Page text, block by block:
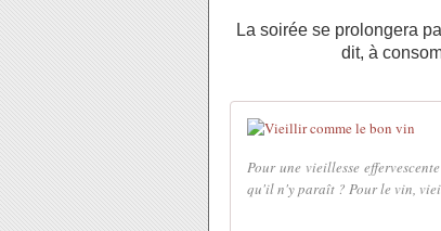
La soirée se prolongera
dit, à
Pour une vieillesse
qu'il n'y paraît ? Pour le vin,